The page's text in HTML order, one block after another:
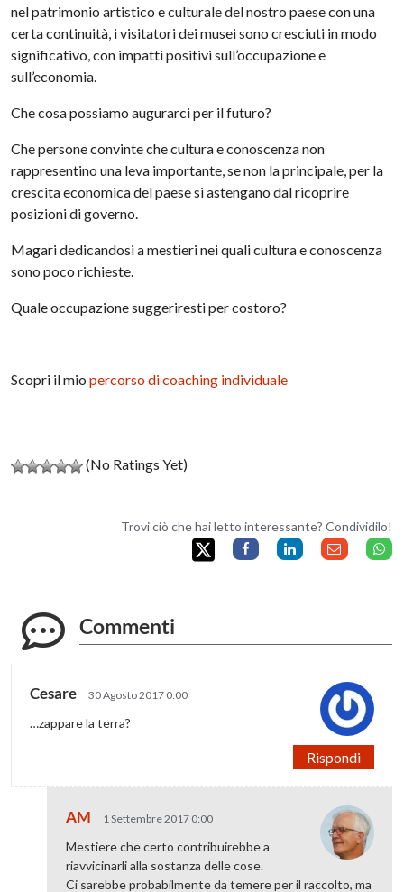
nel patrimonio artistico e culturale del nostro paese con una
certa continuità, i visitatori dei musei sono cresciuti in modo
significativo, con impatti positivi sull’occupazione e
sull’economia.
Che cosa possiamo augurarci per il futuro?
Che persone convinte che cultura e conoscenza non
rappresentino una leva importante, se non la principale, per la
crescita economica del paese si astengano dal ricoprire
posizioni di governo.
Magari dedicandosi a mestieri nei quali cultura e conoscenza
sono poco richieste.
Quale occupazione suggeriresti per costoro?
Scopri il miopercorso di coaching individuale
(No Ratings Yet)
Trovi ciò che hai letto interessante? Condividilo!
Commenti
Cesare 30 Agosto 2017 0:00
…zappare la terra?
Rispondi
AM 1 Settembre 2017 0:00
Mestiere che certo contribuirebbe a
riavvicinarli alla sostanza delle cose.
Ci sarebbe probabilmente da temere per il raccolto, ma